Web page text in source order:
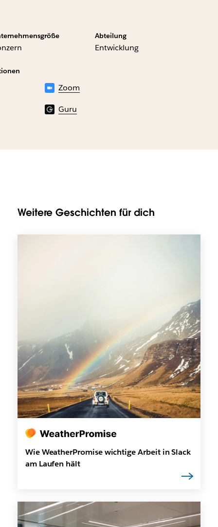
Abteilung
Entwicklung
Zoom
Guru
Weitere Geschichten für dich
Wie WeatherPromise wichtige Arbeit in Slack
am Laufen hält